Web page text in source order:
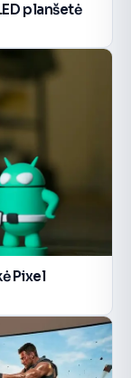
planšetė
Pixel